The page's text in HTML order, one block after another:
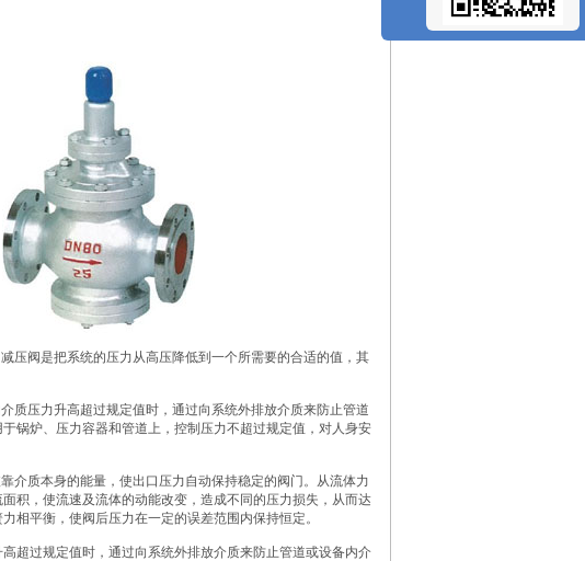
压阀是把系统的压力从高压降低到一个所需要的合适的值，其
质压力升高超过规定值时，通过向系统外排放介质来防止管道
锅炉、压力容器和管道上，控制压力不超过规定值，对人身安
介质本身的能量，使出口压力自动保持稳定的阀门。从流体力
积，使流速及流体的动能改变，造成不同的压力损失，从而达
相平衡，使阀后压力在一定的误差范围内保持恒定。
超过规定值时，通过向系统外排放介质来防止管道或设备内介